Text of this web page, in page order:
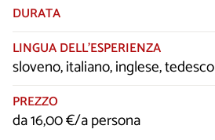
DURATA
LINGUA DELL’ESPERIENZA
sloveno, italiano, inglese, tedesco
PREZZO
da 16,00 €/a persona